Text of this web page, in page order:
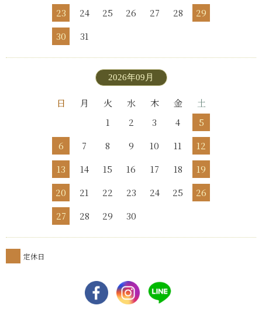
23
24 25 26 27 28
29
30
31
2026年09月
日 月 火 水 木 金
土
1
2 3 4
5
6
7 8 9 10 11
12
13
14 15 16 17 18
19
20
21 22 23 24 25
26
27
28 29 30
定休日